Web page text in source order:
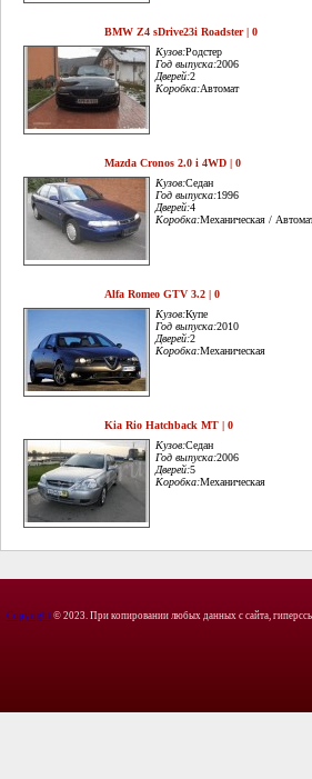
BMW Z4 sDrive23i Roadster | 0
Кузов:Родстер
Год выпуска:2006
Дверей:2
Коробка:Автомат
Mazda Cronos 2.0 i 4WD | 0
Кузов:Седан
Год выпуска:1996
Дверей:4
Коробка:Механическая /
Alfa Romeo GTV 3.2 | 0
Кузов:Купе
Год выпуска:2010
Дверей:2
Коробка:Механическая
Kia Rio Hatchback MT | 0
Кузов:Седан
Год выпуска:2006
Дверей:5
Коробка:Механическая
Copyright © 2023. При копировании любых данных с сайта,